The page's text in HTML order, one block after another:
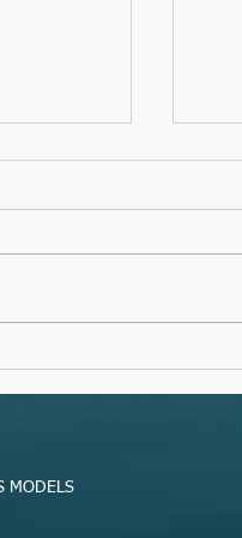
MODELS